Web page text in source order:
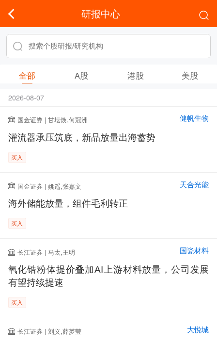
研报中心
全部 A股 港股 美股
2026-08-07
国金证券 | 甘坛焕,何冠洲 健帆生物
灌流器承压筑底，新品放量出海蓄势
买入
国金证券 | 姚遥,张嘉文 天合光能
海外储能放量，组件毛利转正
买入
长江证券 | 马太,王明 国瓷材料
氧化锆粉体提价叠加AI上游材料放量，公司发展
有望持续提速
买入
长江证券 | 刘义,薛梦莹 大悦城